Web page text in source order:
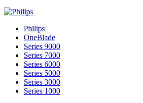
Philips
OneBlade
Series 9000
Series 7000
Series 6000
Series 5000
Series 3000
Series 1000